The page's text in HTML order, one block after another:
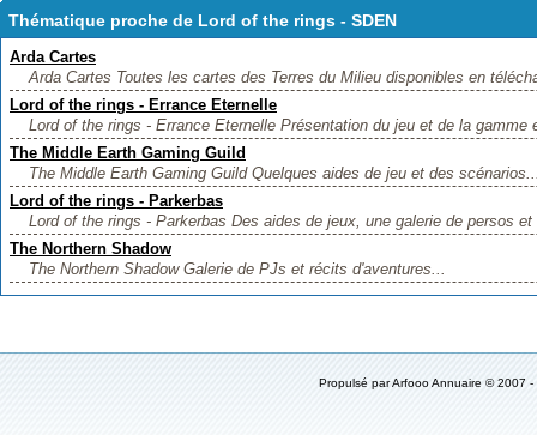
Thématique proche de Lord of the rings - SDEN
Arda Cartes
Arda Cartes Toutes les cartes des Terres du Milieu disponibles en
Lord of the rings - Errance Eternelle
Lord of the rings - Errance Eternelle Présentation du jeu et de la gamme
The Middle Earth Gaming Guild
The Middle Earth Gaming Guild Quelques aides de jeu et des
Lord of the rings - Parkerbas
Lord of the rings - Parkerbas Des aides de jeux, une galerie de persos
The Northern Shadow
The Northern Shadow Galerie de PJs et récits d'aventures...
Propulsé parArfooo Annuaire © 2007